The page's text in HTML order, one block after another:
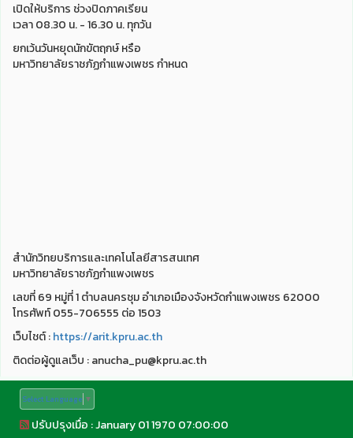
เปิดให้บริการ ช่วงปิดภาคเรียน
เวลา 08.30 น. - 16.30 น. ทุกวัน
ยกเว้นวันหยุดนักขัตฤกษ์ หรือ
มหาวิทยาลัยราชภัฏกำแพงเพชร กำหนด
สำนักวิทยบริการและเทคโนโลยีสารสนเทศ
มหาวิทยาลัยราชภัฏกำแพงเพชร
เลขที่ 69 หมู่ที่ 1 ตำบลนครชุม อำเภอเมืองจังหวัดกำแพงเพชร 62000
โทรศัพท์ 055-706555 ต่อ 1503
เว็บไชต์ :https://arit.kpru.ac.th
ติดต่อผู้ดูแลเว็บ : anucha_pu@kpru.ac.th
Select Language ▼
ปรับปรุงเมื่อ : January 01 1970 07:00:00